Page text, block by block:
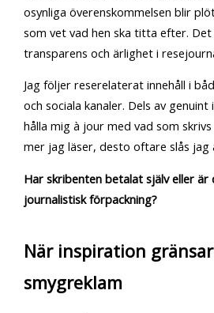
osynliga överenskommelsen blir
som vet vad hen ska titta efter.
transparens och ärlighet i
Jag följer reserelaterat innehåll i
och sociala kanaler. Dels av
hålla mig à jour med vad som
mer jag läser, desto oftare slås jag
Har skribenten betalat själv eller är
journalistisk förpackning?
När inspiration
smygreklam